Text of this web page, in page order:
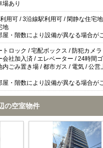
場あり
用可 / 3沿線駅利用可 / 閑静な住宅
地
・階数により設備が異なる場合が
トロック / 宅配ボックス / 防犯カメ
会社加入済 / エレベーター / 24時間
内ごみ置き場 / 都市ガス / 電気 / 公営
・階数により設備が異なる場合が
の空室物件